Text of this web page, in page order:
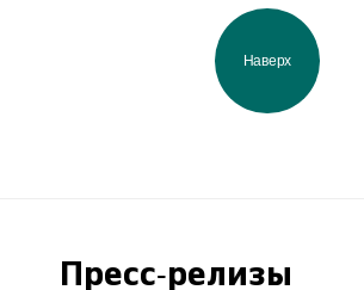
Наверх
Пресс-релизы